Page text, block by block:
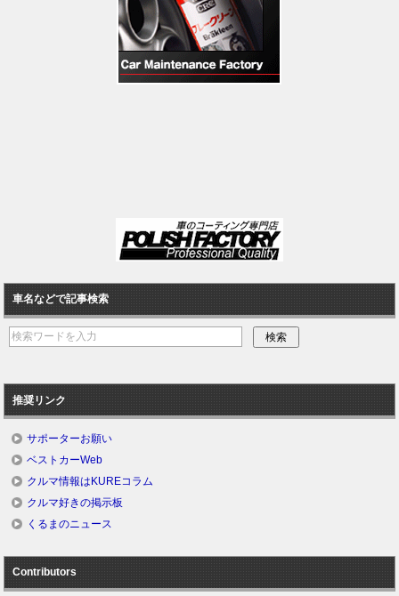
車名などで記事検索
推奨リンク
サポーターお願い
ベストカーWeb
クルマ情報はKUREコラム
クルマ好きの掲示板
くるまのニュース
Contributors